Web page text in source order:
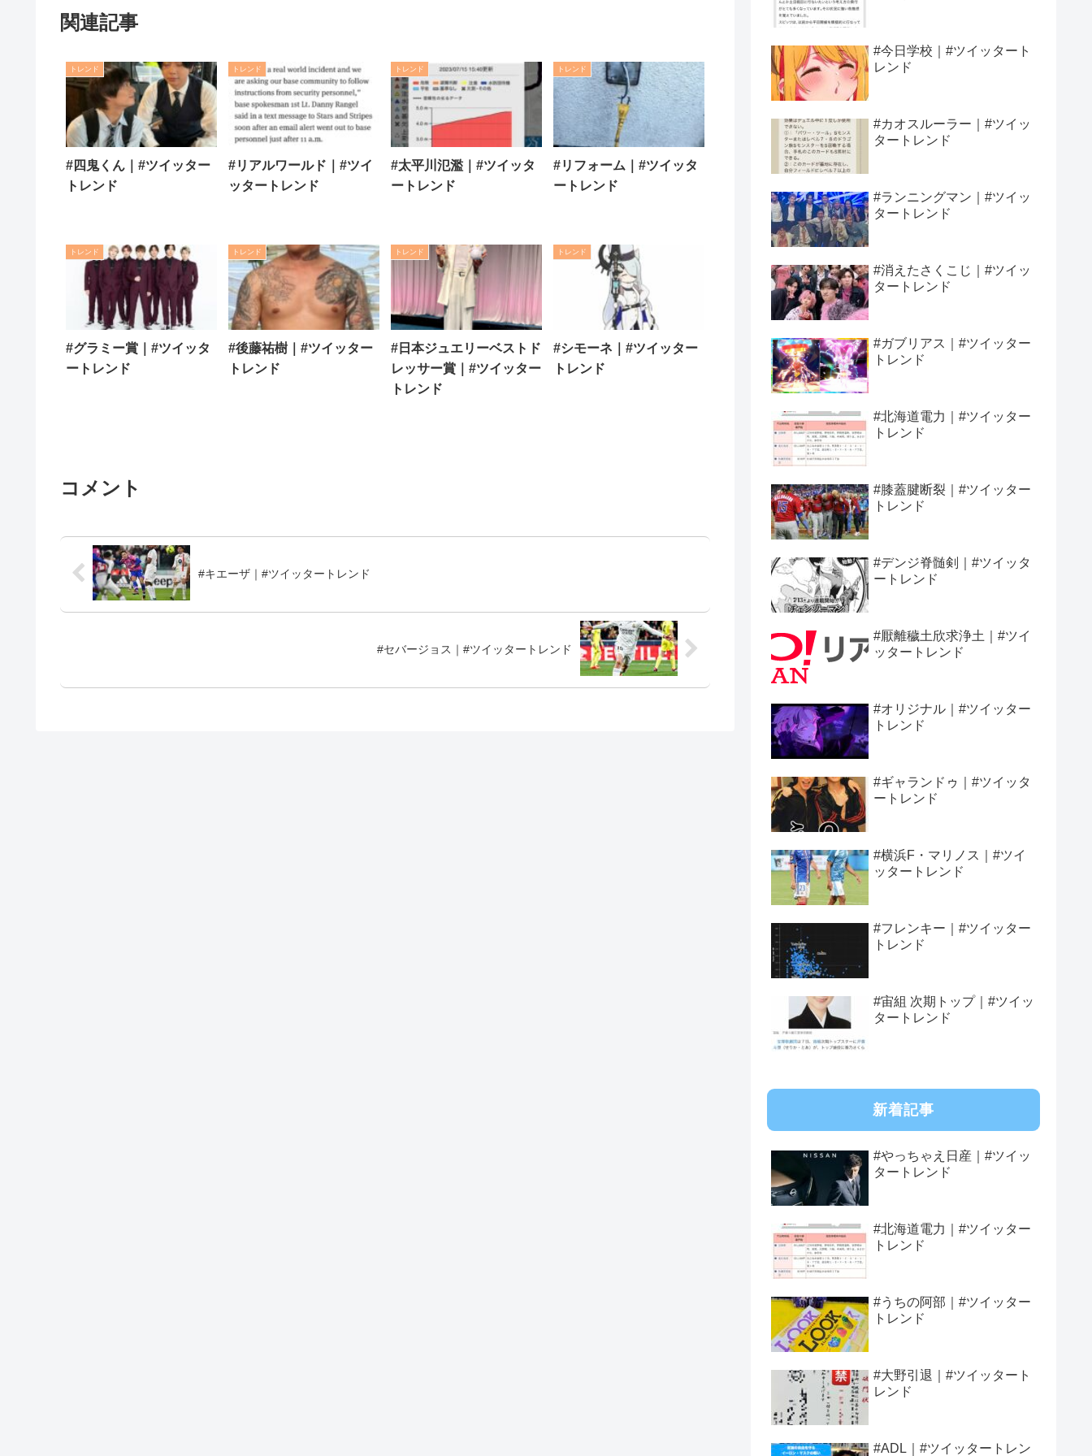
関連記事
トレンド
#四鬼くん｜#ツイッター
トレンド
トレンド
#リアルワールド｜#ツイ
ッタートレンド
トレンド
#太平川氾濫｜#ツイッタ
ートレンド
トレンド
#リフォーム｜#ツイッタ
ートレンド
トレンド
#グラミー賞｜#ツイッタ
ートレンド
トレンド
#後藤祐樹｜#ツイッター
トレンド
トレンド
#日本ジュエリーベストド
レッサー賞｜#ツイッター
トレンド
トレンド
#シモーネ｜#ツイッター
トレンド
コメント
#キエーザ｜#ツイッタートレンド
#セバージョス｜#ツイッタートレンド
#今日学校｜#ツイッタート
レンド
#カオスルーラー｜#ツイッ
タートレンド
#ランニングマン｜#ツイッ
タートレンド
#消えたさくこじ｜#ツイッ
タートレンド
#ガブリアス｜#ツイッター
トレンド
#北海道電力｜#ツイッター
トレンド
#膝蓋腱断裂｜#ツイッター
トレンド
#デンジ脊髄剣｜#ツイッタ
ートレンド
#厭離穢土欣求浄土｜#ツイ
ッタートレンド
#オリジナル｜#ツイッター
トレンド
#ギャランドゥ｜#ツイッタ
ートレンド
#横浜F・マリノス｜#ツイ
ッタートレンド
#フレンキー｜#ツイッター
トレンド
#宙組 次期トップ｜#ツイッ
タートレンド
新着記事
#やっちゃえ日産｜#ツイッ
タートレンド
#北海道電力｜#ツイッター
トレンド
#うちの阿部｜#ツイッター
トレンド
#大野引退｜#ツイッタート
レンド
#ADL｜#ツイッタートレン